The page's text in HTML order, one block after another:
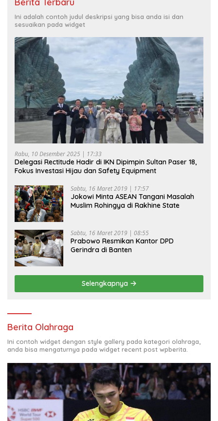
Ini adalah contoh judul deskripsi yang bisa anda isi dan
sesuaikan pada widget
Rabu, 10 Desember 2025 | 17:33
Delegasi Rectitude Hadir di IKN Dipimpin Sultan Paser 18,
Fokus Investasi Hijau dan Safety Equipment
Sabtu, 16 Maret 2019 | 17:57
Jokowi Minta ASEAN Tangani Masalah
Muslim Rohingya di Rakhine State
Sabtu, 16 Maret 2019 | 08:55
Prabowo Resmikan Kantor DPD
Gerindra di Banten
Selengkapnya
Berita Olahraga
Ini contoh widget dengan style gallery pada kategori olahraga,
anda bisa mengaturnya pada widget recent post wpberita.